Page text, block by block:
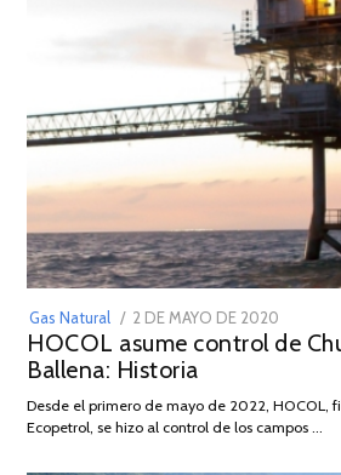
Gas Natural
POSTED
ON
2 DE MAYO DE 2020
DE
2026
HOCOL asume control de
Ballena: Historia
Desde el primero de mayo de 2022, HOCOL,
Ecopetrol, se hizo al control de los campos …